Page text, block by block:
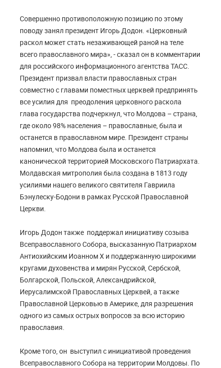
Совершенно противоположную позицию по этому
поводу занял президент Игорь Додон. «Церковный
раскол может стать незаживающей раной на теле
всего православного мира», - сказал он в комментарии
для российского информационного агентства ТАСС.
Президент призвал власти православных стран
совместно с главами поместных церквей предпринять
все усилия для преодоления церковного раскола
глава государства подчеркнул, что Молдова – страна,
где около 98% населения – православные, была и
останется в православном мире. Президент страны
напомнил, что Молдова была и останется
канонической территорией Московского Патриархата.
Молдавская митрополия была создана в 1813 году
усилиями нашего великого святителя Гавриила
Бэнулеску-Бодони в рамках Русской Православной
Церкви.
Игорь Додон также поддержал инициативу созыва
Всеправославного Собора, высказанную Патриархом
Антиохийским Иоанном X и поддержанную широкими
кругами духовенства и мирян Русской, Сербской,
Болгарской, Польской, Александрийской,
Иерусалимской Православных Церквей, а также
Православной Церковью в Америке, для разрешения
одного из самых острых вопросов за всю историю
православия.
Кроме того, он выступил с инициативой проведения
Всеправославного Собора на территории Молдовы. По